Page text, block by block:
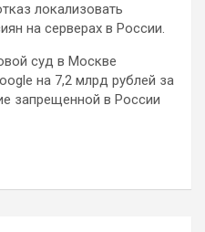
локализовать
на серверах в России.
суд в Москве
на 7,2 млрд рублей за
запрещенной в России